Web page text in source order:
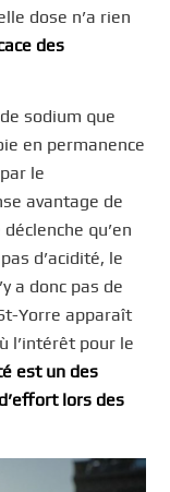
dose n’a rien
des
sodium que
en permanence
le
avantage de
qu’en
d’acidité, le
a donc pas de
Yorre apparaît
l’intérêt pour le
est un des
lors des